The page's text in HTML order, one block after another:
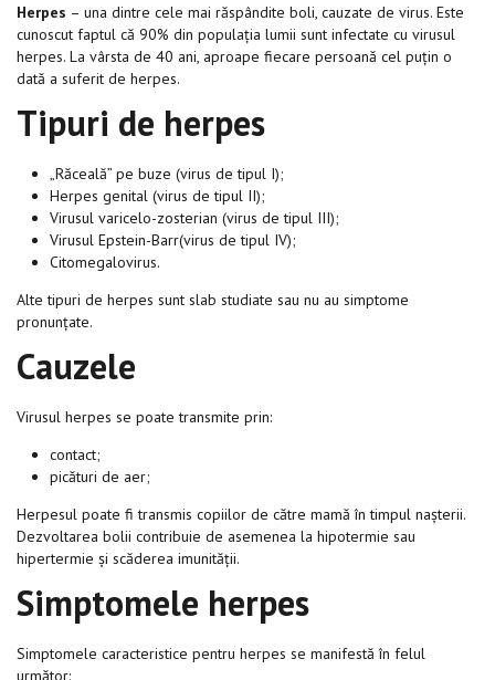
Herpes – una dintre cele mai răspândite boli, cauzate de virus. Este
cunoscut faptul că 90% din populația lumii sunt infectate cu virusul
herpes. La vârsta de 40 ani, aproape fiecare persoană cel puțin o
dată a suferit de herpes.
Tipuri de herpes
„Răceală” pe buze (virus de tipul I);
Herpes genital (virus de tipul II);
Virusul varicelo-zosterian (virus de tipul III);
Virusul Epstein-Barr(virus de tipul IV);
Citomegalovirus.
Alte tipuri de herpes sunt slab studiate sau nu au simptome
pronunțate.
Cauzele
Virusul herpes se poate transmite prin:
contact;
picături de aer;
Herpesul poate fi transmis copiilor de către mamă în timpul nașterii.
Dezvoltarea bolii contribuie de asemenea la hipotermie sau
hipertermie și scăderea imunității.
Simptomele herpes
Simptomele caracteristice pentru herpes se manifestă în felul
următor: